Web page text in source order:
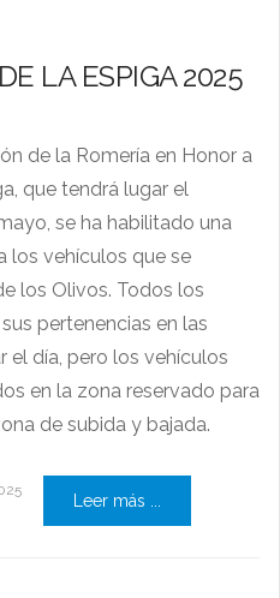
LA ESPIGA 2025
de la Romería en Honor a
que tendrá lugar el
se ha habilitado una
los vehículos que se
los Olivos. Todos los
pertenencias en las
el día, pero los vehículos
en la zona reservado para
de subida y bajada.
Leer más ...